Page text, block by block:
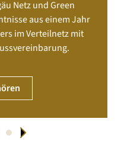
Netz und Green
aus einem Jahr
im Verteilnetz mit